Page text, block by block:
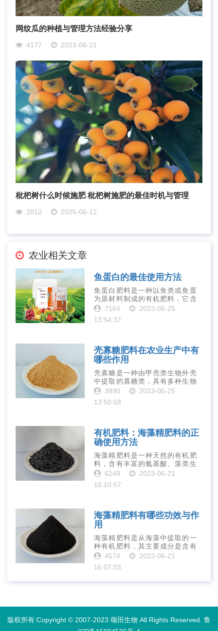
网纹瓜的种植与管理方法经验分享
4177 2023-06-21
枇杷树什么时候施肥 枇杷树施肥的最佳时机与管理
2012 2025-06-12
农业相关文章
鱼蛋白的最佳使用方法
鱼蛋白肥料是一种以鱼类或鱼蛋
为原材料制成的有机肥料，它含
有丰富的营养物质，如氮、磷、
钾、钙、镁等元素以及多种微量
元素和植物生长因子。这些营养
7164
2023-06-25
13:54:37
壳寡糖肥料在农业生产中有
哪些作用
壳寡糖是一种由甲壳类生物外壳
中提取的寡糖类，具有多种生物
活性和营养价值。在农业生产
中，壳寡糖也有许多作用，特别
是作为一种新型的有机肥料，壳
3890
2023-06-25
13:50:58
有机肥料：海藻精肥料的正
确使用方法
海藻精肥料是一种天然的有机肥
料，含有丰富的氨基酸、藻类生
长素、维生素、微量元素、蛋白
质等营养物质，可以提高土壤肥
力、促进植物生长、增强植物抗
6249
2023-06-21
16:10:57
海藻精肥料有哪些功效与作
用
海藻精肥料是从海藻中提取的一
种有机肥料，其主要成分是含有
丰富的微量元素、植物生长素、
植物激素等植物营养物质。它具
有增强作物生长、促进植物根系
发达、提高作物产量等多种作用
4574
2023-06-21
16:07:03
版权所有:Copyright © 2007-2023 颂田生物 All Rights Reserved. 鲁